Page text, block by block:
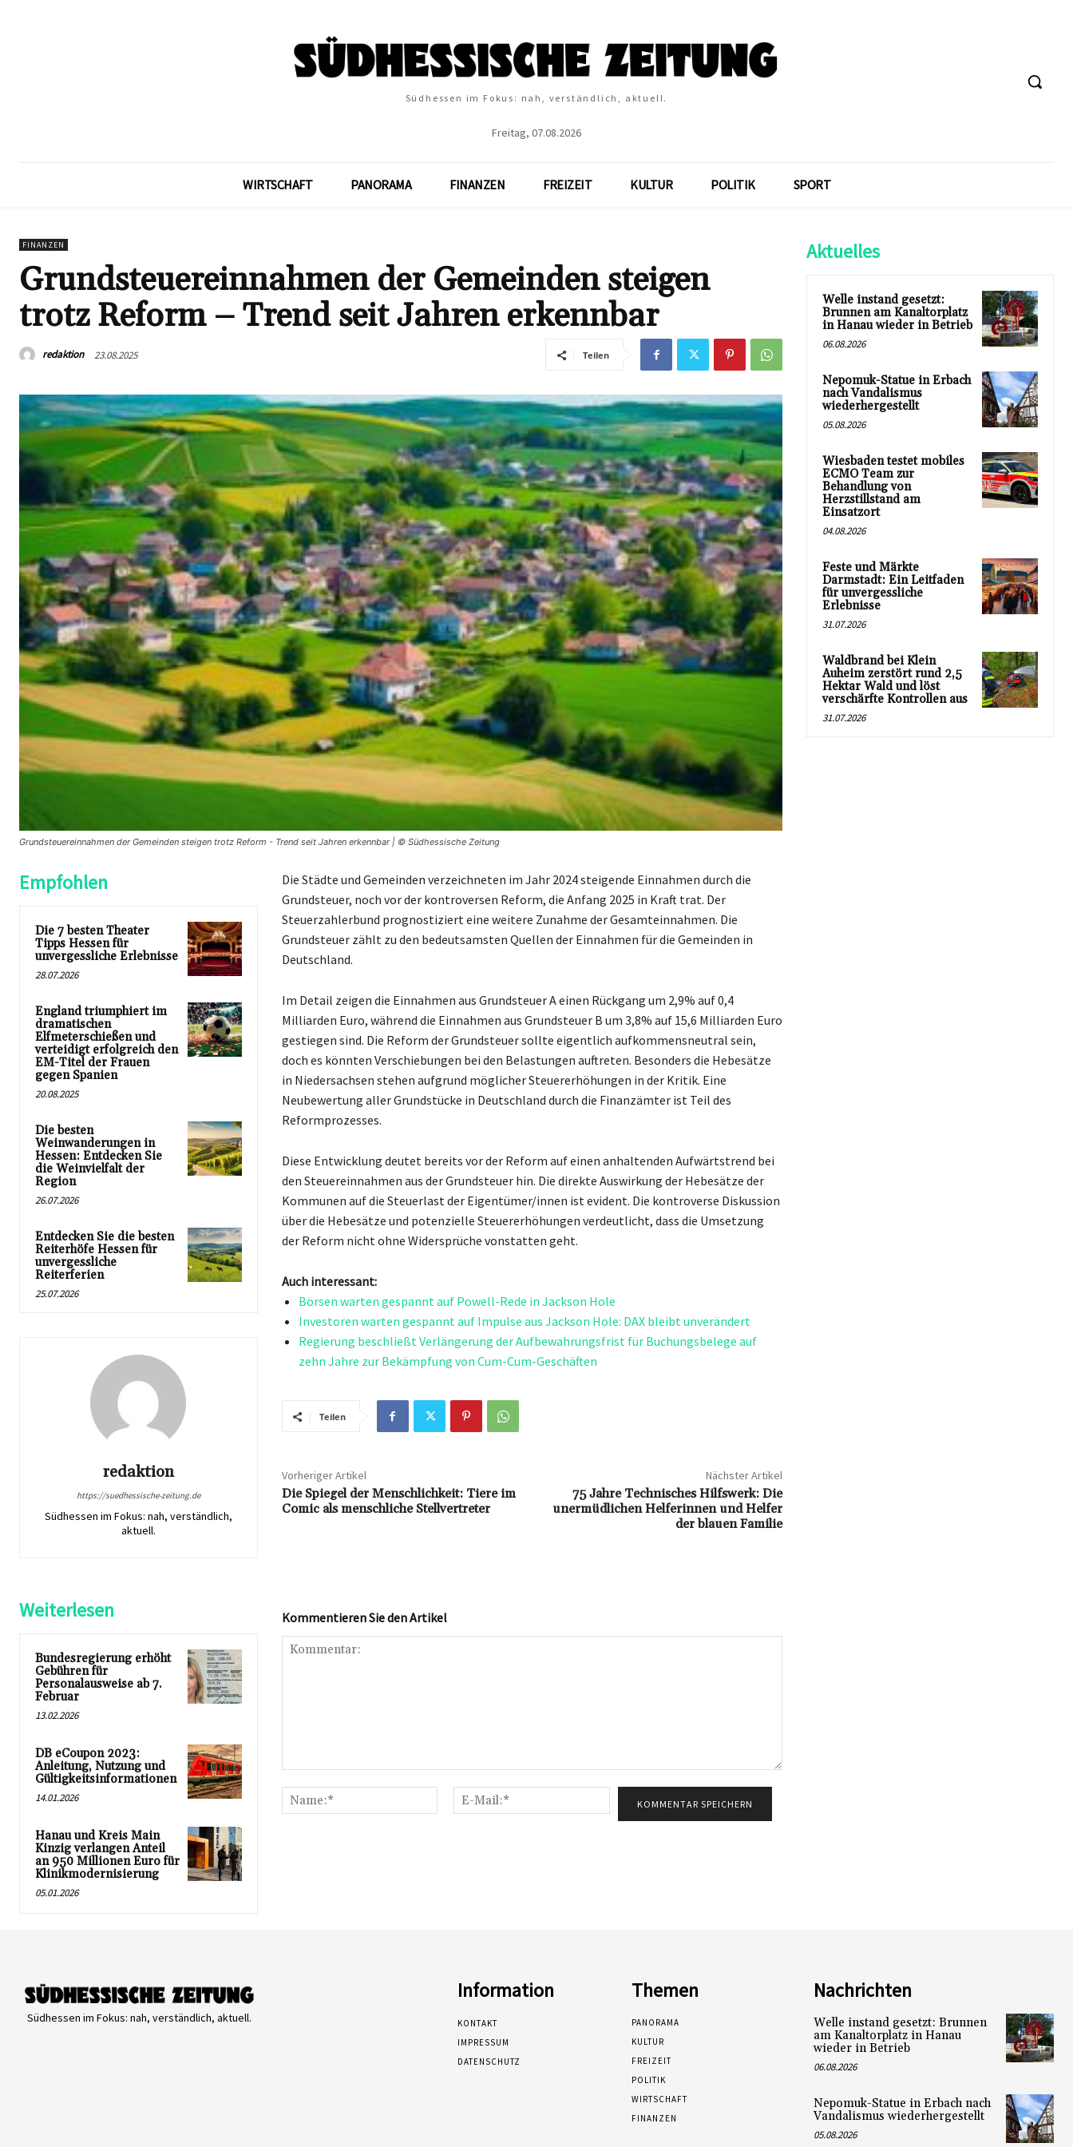
Südhessen im Fokus: nah, verständlich, aktuell.
Freitag, 07.08.2026
WIRTSCHAFT PANORAMA FINANZEN FREIZEIT KULTUR POLITIK SPORT
FINANZEN
Grundsteuereinnahmen der Gemeinden steigen
trotz Reform – Trend seit Jahren erkennbar
redaktion 23.08.2025 Teilen
Grundsteuereinnahmen der Gemeinden steigen trotz Reform - Trend seit Jahren erkennbar | © Südhessische Zeitung
Empfohlen
Die 7 besten Theater
Tipps Hessen für
unvergessliche Erlebnisse
28.07.2026
England triumphiert im
dramatischen
Elfmeterschießen und
verteidigt erfolgreich den
EM-Titel der Frauen
gegen Spanien
20.08.2025
Die besten
Weinwanderungen in
Hessen: Entdecken Sie
die Weinvielfalt der
Region
26.07.2026
Entdecken Sie die besten
Reiterhöfe Hessen für
unvergessliche
Reiterferien
25.07.2026
redaktion
https://suedhessische-zeitung.de
Südhessen im Fokus: nah, verständlich,
aktuell.
Die Städte und Gemeinden verzeichneten im Jahr 2024 steigende Einnahmen durch die
Grundsteuer, noch vor der kontroversen Reform, die Anfang 2025 in Kraft trat. Der
Steuerzahlerbund prognostiziert eine weitere Zunahme der Gesamteinnahmen. Die
Grundsteuer zählt zu den bedeutsamsten Quellen der Einnahmen für die Gemeinden in
Deutschland.
Im Detail zeigen die Einnahmen aus Grundsteuer A einen Rückgang um 2,9% auf 0,4
Milliarden Euro, während die Einnahmen aus Grundsteuer B um 3,8% auf 15,6 Milliarden Euro
gestiegen sind. Die Reform der Grundsteuer sollte eigentlich aufkommensneutral sein,
doch es könnten Verschiebungen bei den Belastungen auftreten. Besonders die Hebesätze
in Niedersachsen stehen aufgrund möglicher Steuererhöhungen in der Kritik. Eine
Neubewertung aller Grundstücke in Deutschland durch die Finanzämter ist Teil des
Reformprozesses.
Diese Entwicklung deutet bereits vor der Reform auf einen anhaltenden Aufwärtstrend bei
den Steuereinnahmen aus der Grundsteuer hin. Die direkte Auswirkung der Hebesätze der
Kommunen auf die Steuerlast der Eigentümer/innen ist evident. Die kontroverse Diskussion
über die Hebesätze und potenzielle Steuererhöhungen verdeutlicht, dass die Umsetzung
der Reform nicht ohne Widersprüche vonstatten geht.
Auch interessant:
Börsen warten gespannt auf Powell-Rede in Jackson Hole
Investoren warten gespannt auf Impulse aus Jackson Hole: DAX bleibt unverändert
Regierung beschließt Verlängerung der Aufbewahrungsfrist für Buchungsbelege auf
zehn Jahre zur Bekämpfung von Cum-Cum-Geschäften
Teilen
Vorheriger Artikel
Die Spiegel der Menschlichkeit: Tiere im
Comic als menschliche Stellvertreter
Nächster Artikel
75 Jahre Technisches Hilfswerk: Die
unermüdlichen Helferinnen und Helfer
der blauen Familie
Weiterlesen
Bundesregierung erhöht
Gebühren für
Personalausweise ab 7.
Februar
13.02.2026
DB eCoupon 2023:
Anleitung, Nutzung und
Gültigkeitsinformationen
14.01.2026
Hanau und Kreis Main
Kinzig verlangen Anteil
an 950 Millionen Euro für
Klinikmodernisierung
05.01.2026
Kommentieren Sie den Artikel
Name:*
Mail:*
Aktuelles
Welle instand gesetzt:
Brunnen am Kanaltorplatz
in Hanau wieder in Betrieb
06.08.2026
Nepomuk-Statue in Erbach
nach Vandalismus
wiederhergestellt
05.08.2026
Wiesbaden testet mobiles
ECMO Team zur
Behandlung von
Herzstillstand am
Einsatzort
04.08.2026
Feste und Märkte
Darmstadt: Ein Leitfaden
für unvergessliche
Erlebnisse
31.07.2026
Waldbrand bei Klein
Auheim zerstört rund 2,5
Hektar Wald und löst
verschärfte Kontrollen aus
31.07.2026
Südhessen im Fokus: nah, verständlich, aktuell.
Information
KONTAKT
IMPRESSUM
DATENSCHUTZ
Themen
PANORAMA
KULTUR
FREIZEIT
POLITIK
WIRTSCHAFT
FINANZEN
Nachrichten
Welle instand gesetzt: Brunnen
am Kanaltorplatz in Hanau
wieder in Betrieb
06.08.2026
Nepomuk-Statue in Erbach nach
Vandalismus wiederhergestellt
05.08.2026